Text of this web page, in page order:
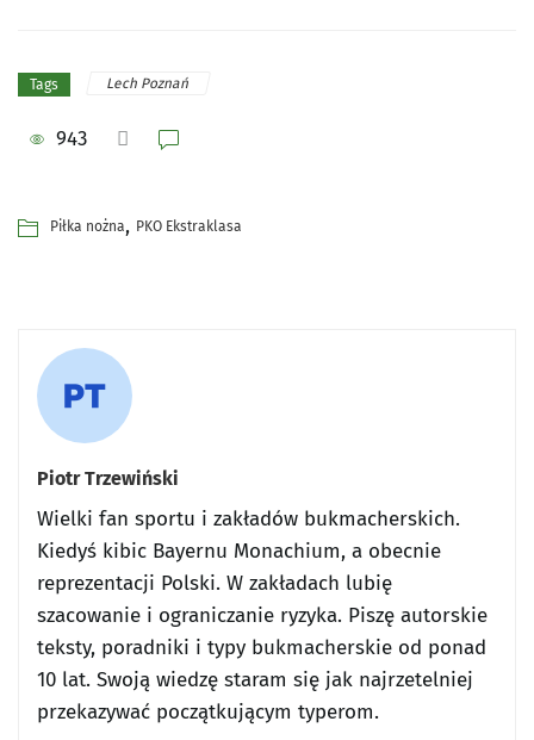
Tags Lech Poznań
943
Piłka nożna, PKO Ekstraklasa
Piotr Trzewiński
Wielki fan sportu i zakładów bukmacherskich.
Kiedyś kibic Bayernu Monachium, a obecnie
reprezentacji Polski. W zakładach lubię
szacowanie i ograniczanie ryzyka. Piszę autorskie
teksty, poradniki i typy bukmacherskie od ponad
10 lat. Swoją wiedzę staram się jak najrzetelniej
przekazywać początkującym typerom.